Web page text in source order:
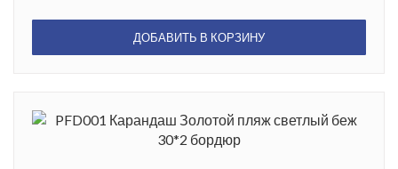
ДОБАВИТЬ В КОРЗИНУ